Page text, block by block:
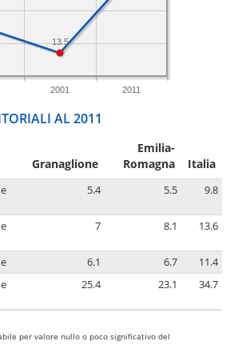
2001 2011
13.5
AL 2011
Granaglione
Emilia-
Romagna
Italia
5.4 5.5 9.8
7 8.1 13.6
6.1 6.7
11.4
25.4 23.1 34.7
per valore nullo o poco significativo del